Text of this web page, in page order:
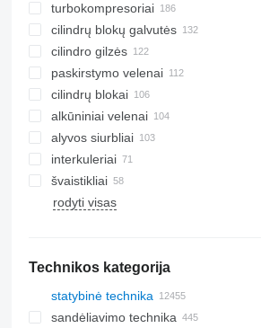
turbokompresoriai
cilindrų blokų galvutės
cilindro gilzės
paskirstymo velenai
cilindrų blokai
alkūniniai velenai
alyvos siurbliai
interkuleriai
švaistikliai
rodyti visas
Technikos kategorija
statybinė technika
ekskavatoriai
sandėliavimo technika